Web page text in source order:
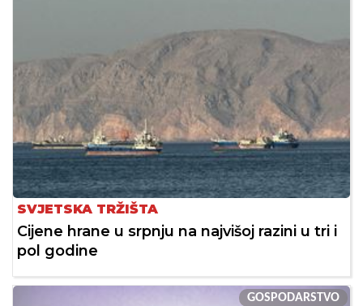
SVJETSKA TRŽIŠTA
Cijene hrane u srpnju na najvišoj razini u tri i
pol godine
GOSPODARSTVO